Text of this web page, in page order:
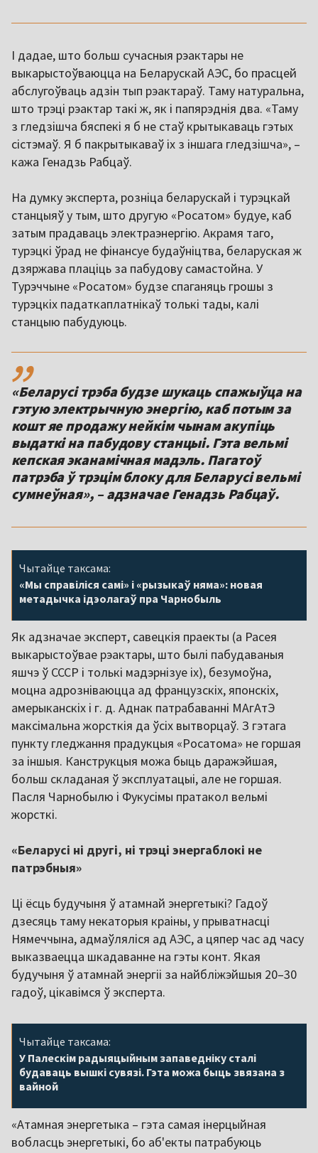
І дадае, што больш сучасныя рэактары не
выкарыстоўваюцца на Беларускай АЭС, бо прасцей
абслугоўваць адзін тып рэактараў. Таму натуральна,
што трэці рэактар такі ж, як і папярэднія два. «Таму
з гледзішча бяспекі я б не стаў крытыкаваць гэтых
сістэмаў. Я б пакрытыкаваў іх з іншага гледзішча», –
кажа Генадзь Рабцаў.
На думку эксперта, розніца беларускай і турэцкай
станцыяў у тым, што другую «Росатом» будуе, каб
затым прадаваць электраэнергію. Акрамя таго,
турэцкі ўрад не фінансуе будаўніцтва, беларуская ж
дзяржава плаціць за пабудову самастойна. У
Турэччыне «Росатом» будзе спаганяць грошы з
турэцкіх падаткаплатнікаў толькі тады, калі
станцыю пабудуюць.
,,
«Беларусі трэба будзе шукаць спажыўца на
гэтую электрычную энергію, каб потым за
кошт яе продажу нейкім чынам акупіць
выдаткі на пабудову станцыі. Гэта вельмі
кепская эканамічная мадэль. Пагатоў
патрэба ў трэцім блоку для Беларусі вельмі
сумнеўная», – адзначае Генадзь Рабцаў.
Чытайце таксама:
«Мы справіліся самі» і «рызыкаў няма»: новая
метадычка ідэолагаў пра Чарнобыль
Як адзначае эксперт, савецкія праекты (а Расея
выкарыстоўвае рэактары, што былі пабудаваныя
яшчэ ў СССР і толькі мадэрнізуе іх), безумоўна,
моцна адрозніваюцца ад французскіх, японскіх,
амерыканскіх і г. д. Аднак патрабаванні МАгАтЭ
максімальна жорсткія да ўсіх вытворцаў. З гэтага
пункту гледжання прадукцыя «Росатома» не горшая
за іншыя. Канструкцыя можа быць даражэйшая,
больш складаная ў эксплуатацыі, але не горшая.
Пасля Чарнобылю і Фукусімы пратакол вельмі
жорсткі.
«Беларусі ні другі, ні трэці энергаблокі не
патрэбныя»
Ці ёсць будучыня ў атамнай энергетыкі? Гадоў
дзесяць таму некаторыя краіны, у прыватнасці
Нямеччына, адмаўляліся ад АЭС, а цяпер час ад часу
выказваецца шкадаванне на гэты конт. Якая
будучыня ў атамнай энергіі за найбліжэйшыя 20–30
гадоў, цікавімся ў эксперта.
Чытайце таксама:
У Палескім радыяцыйным запаведніку сталі
будаваць вышкі сувязі. Гэта можа быць звязана з
вайной
«Атамная энергетыка – гэта самая інерцыйная
вобласць энергетыкі, бо аб'екты патрабуюць